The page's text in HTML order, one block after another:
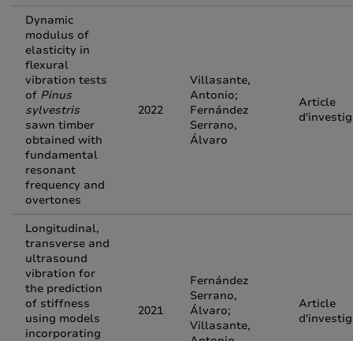
Dynamic
modulus of
elasticity in
flexural
vibration tests
of Pinus
sylvestris
sawn timber
obtained with
fundamental
resonant
frequency and
overtones
2022
Villasante,
Antonio;
Fernández
Serrano,
Álvaro
Article
Longitudinal,
transverse and
ultrasound
vibration for
the prediction
of stiffness
using models
incorporating
2021
Fernández
Serrano,
Álvaro;
Villasante,
Article